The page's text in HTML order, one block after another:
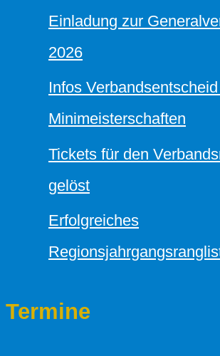
Einladung zur
2026
Infos
Minimeisterschaften
Tickets für den
gelöst
Erfolgreiches
Termine